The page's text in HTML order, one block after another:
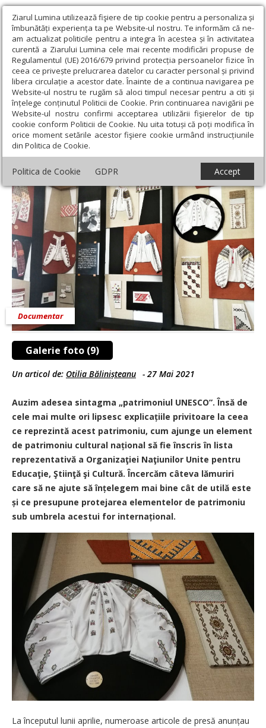
Ziarul Lumina utilizează fişiere de tip cookie pentru a personaliza și
îmbunătăți experiența ta pe Website-ul nostru. Te informăm că ne-
am actualizat politicile pentru a integra în acestea și în activitatea
curentă a Ziarului Lumina cele mai recente modificări propuse de
Regulamentul (UE) 2016/679 privind protecția persoanelor fizice în
ceea ce privește prelucrarea datelor cu caracter personal și privind
libera circulație a acestor date. Înainte de a continua navigarea pe
Website-ul nostru te rugăm să aloci timpul necesar pentru a citi și
înțelege conținutul Politicii de Cookie. Prin continuarea navigării pe
Website-ul nostru confirmi acceptarea utilizării fişierelor de tip
cookie conform Politicii de Cookie. Nu uita totuși că poți modifica în
orice moment setările acestor fişiere cookie urmând instrucțiunile
din Politica de Cookie.
Politica de Cookie GDPR Accept
Ziarul Lumina › Actualitate religioasă › Documentar › Lungul
drum până la înscrierea în Lista Reprezentativă UNESCO
Lungul drum până la înscrierea în Lista
Reprezentativă UNESCO
Galerie foto (9)
Documentar
Un articol de: Otilia Bălinișteanu - 27 Mai 2021
Auzim adesea sintagma „patrimoniul UNESCO”. Însă de
cele mai multe ori lipsesc explicațiile privitoare la ceea
ce reprezintă acest patrimoniu, cum ajunge un element
de patrimoniu cultural național să fie înscris în lista
reprezentativă a Organizaţiei Naţiunilor Unite pentru
Educaţie, Ştiinţă şi Cultură. Încercăm câteva lămuriri
care să ne ajute să înțelegem mai bine cât de utilă este
și ce presupune protejarea elementelor de patrimoniu
sub umbrela acestui for internațional.
La începutul lunii aprilie, numeroase articole de presă anunțau